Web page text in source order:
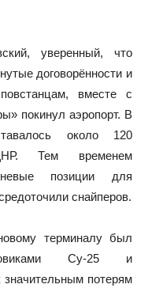
уверенный, что
договорённости и
вместе с
покинул аэропорт. В
около 120
Тем временем
позиции для
снайперов.
терминалу был
Су-25 и
потерям